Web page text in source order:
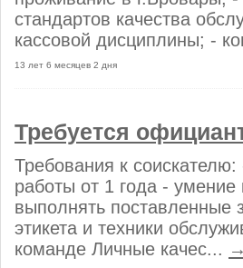
стандартов качества
кассовой дисциплины; -
13 лет 6 месяцев 2 дня
Требуется
Требования к
работы от 1 года -
выполнять поставленные
этикета и техники
команде Личные качес... →